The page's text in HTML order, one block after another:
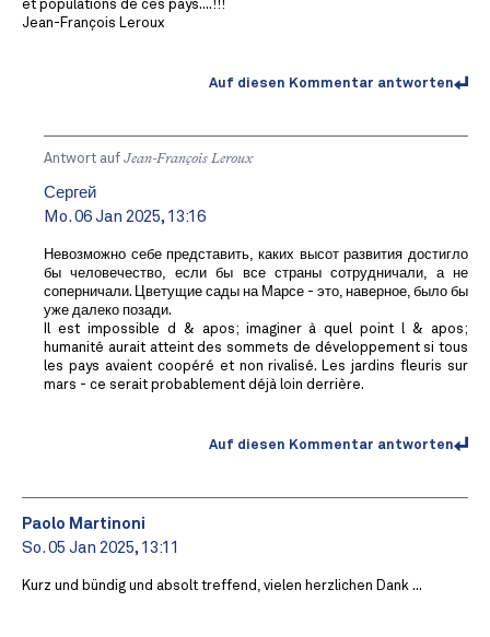
et populations de ces pays....!!!
Jean-François Leroux
Auf diesen Kommentar antworten
Antwort auf Jean-François Leroux
Сергей
Mo. 06 Jan 2025, 13:16
Невозможно себе представить, каких высот развития достигло
бы человечество, если бы все страны сотрудничали, а не
соперничали. Цветущие сады на Марсе - это, наверное, было бы
уже далеко позади.
Il est impossible d & apos; imaginer à quel point l & apos;
humanité aurait atteint des sommets de développement si tous
les pays avaient coopéré et non rivalisé. Les jardins fleuris sur
mars - ce serait probablement déjà loin derrière.
Auf diesen Kommentar antworten
Paolo Martinoni
So. 05 Jan 2025, 13:11
Kurz und bündig und absolt treffend, vielen herzlichen Dank ...